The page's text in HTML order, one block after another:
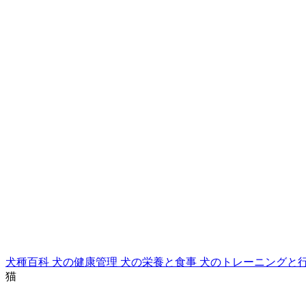
犬種百科 犬の健康管理 犬の栄養と食事 犬のトレーニングと
猫